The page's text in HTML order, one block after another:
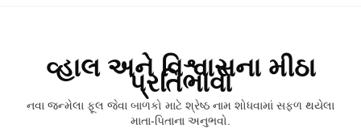
વ્હાલ અને વિશ્વાસના મીઠા
પ્રતિભાવો
નવા જન્મેલા ફૂલ જેવા બાળકો માટે શ્રેષ્ઠ નામ શોધવામાં સફળ થયેલા
માતા-પિતાના અનુભવો.